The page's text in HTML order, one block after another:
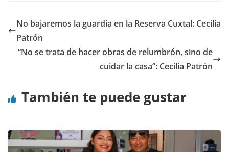
No bajaremos la guardia en la Reserva Cuxtal: Cecilia
Patrón
“No se trata de hacer obras de relumbrón, sino de
cuidar la casa”: Cecilia Patrón
También te puede gustar